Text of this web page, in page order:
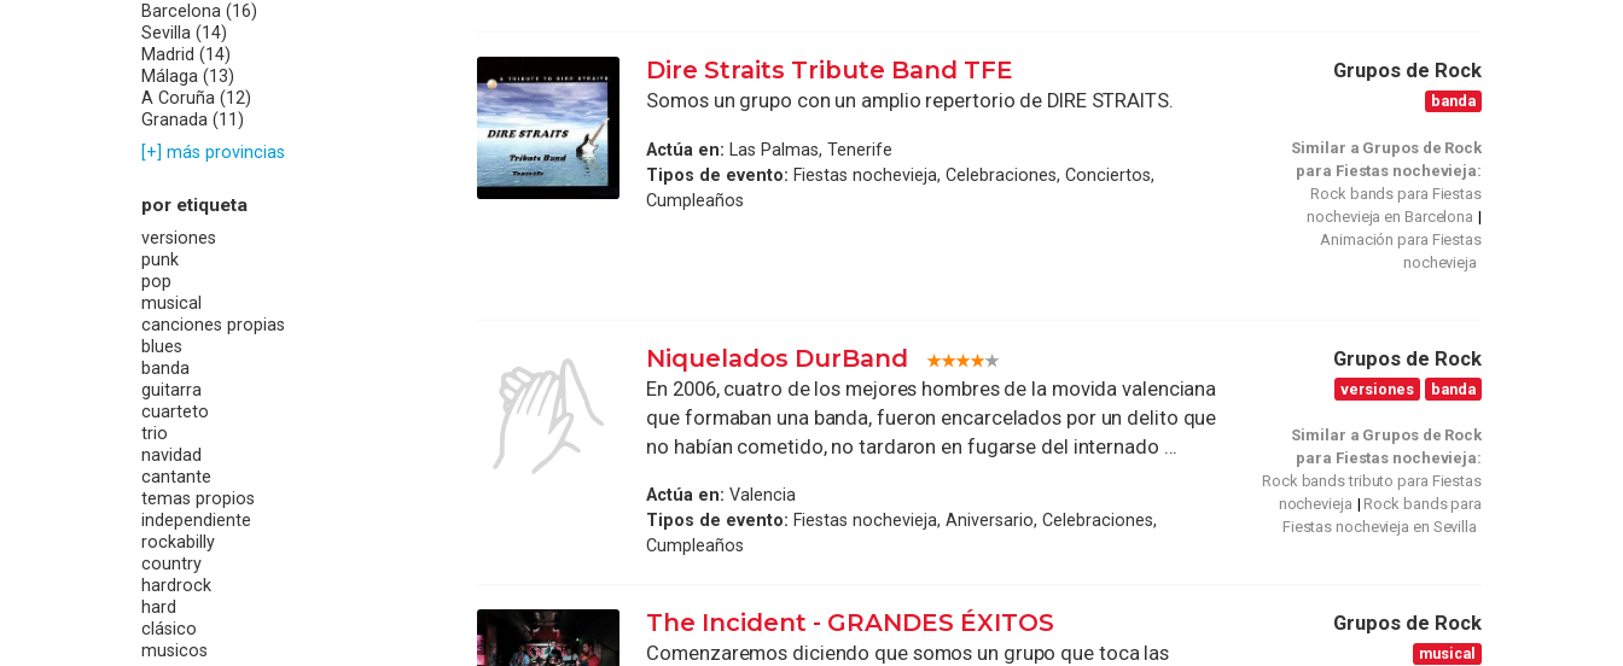
Barcelona (16)
Sevilla (14)
Madrid (14)
Málaga (13)
A Coruña (12)
Granada (11)
[+] más provincias
por etiqueta
versiones
punk
pop
musical
canciones propias
blues
banda
guitarra
cuarteto
trio
navidad
cantante
temas propios
independiente
rockabilly
country
hardrock
hard
clásico
musicos
Dire Straits Tribute Band TFE
Somos un grupo con un amplio repertorio de DIRE STRAITS.
Actúa en: Las Palmas, Tenerife
Tipos de evento: Fiestas nochevieja, Celebraciones, Conciertos,
Cumpleaños
Grupos de Rock
banda
Similar a Grupos de Rock
para Fiestas nochevieja:
Rock bands para Fiestas
nochevieja en Barcelona
Animación para Fiestas
nochevieja
Niquelados DurBand
En 2006, cuatro de los mejores hombres de la movida valenciana
que formaban una banda, fueron encarcelados por un delito que
no habían cometido, no tardaron en fugarse del internado ...
Actúa en: Valencia
Tipos de evento: Fiestas nochevieja, Aniversario, Celebraciones,
Cumpleaños
Grupos de Rock
versiones banda
Similar a Grupos de Rock
para Fiestas nochevieja:
Rock bands tributo para Fiestas
nochevieja
Rock bands para
Fiestas nochevieja en Sevilla
The Incident - GRANDES ÉXITOS
Comenzaremos diciendo que somos un grupo que toca las
Grupos de Rock
musical